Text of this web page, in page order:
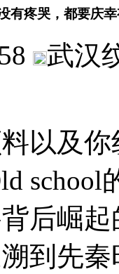
有疼哭，都要庆
武汉
以及
后崛
到先